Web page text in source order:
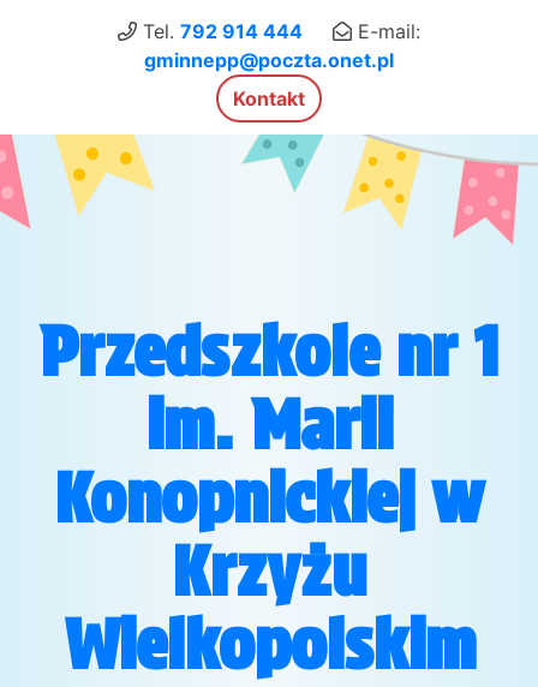
Tel. 792 914 444
E-mail:
gminnepp@poczta.onet.pl
Kontakt
Przedszkole nr 1
im. Marii
Konopnickiej w
Krzyżu
Wielkopolskim